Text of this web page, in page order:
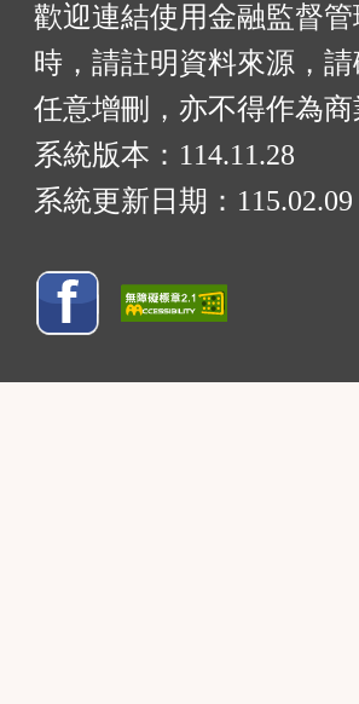
歡迎連結使用金融監督
時，請註明資料來源，
任意增刪，亦不得作為商
系統版本： 114.11.28
系統更新日期： 115.02.09